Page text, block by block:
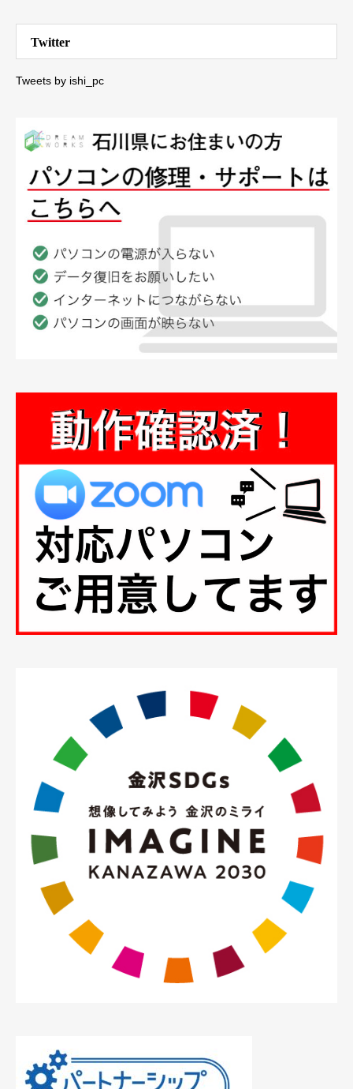
Twitter
Tweets by ishi_pc